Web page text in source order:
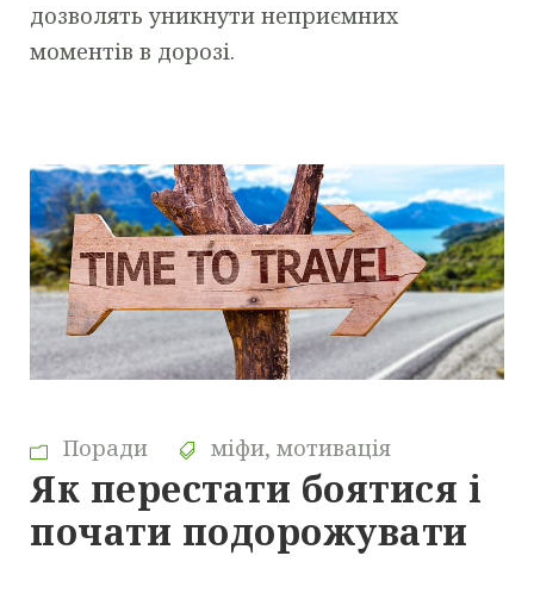
дозволять уникнути неприємних
моментів в дорозі.
Поради міфи, мотивація
Як перестати боятися і
почати подорожувати